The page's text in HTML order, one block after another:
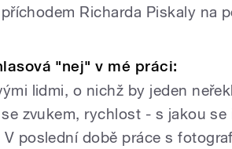
Richarda Piskaly na
"nej" v mé práci:
lidmi, o nichž by jeden
zvukem, rychlost - s jakou se
poslední době práce s